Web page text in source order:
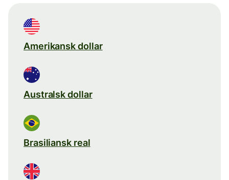
Amerikansk dollar
Australsk dollar
Brasiliansk real